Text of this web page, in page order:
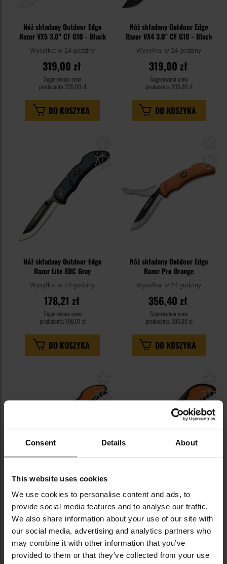
Consent Details About
This website uses cookies
We use cookies to personalise content and ads, to
provide social media features and to analyse our traffic.
We also share information about your use of our site with
our social media, advertising and analytics partners who
may combine it with other information that you’ve
provided to them or that they’ve collected from your use
Nóż składany Outdoor Edge
Razor VX5 3.0" CF G10 - Black
Wysyłka: w 24 godziny
319,00 zł
Sugerowana cena
producenta 335,00 zł
DO KOSZYKA
Nóż składany Outdoor Edge
Razor VX4 3.0" CF G10 - Black
Wysyłka: w 24 godziny
319,00 zł
Sugerowana cena
producenta 335,00 zł
DO KOSZYKA
Nóż składany Outdoor Edge
Razor Lite EDC Gray
Wysyłka: w 24 godziny
178,21 zł
Sugerowana cena
producenta 198,01 zł
DO KOSZYKA
Nóż składany Outdoor Edge
Razor Pro Orange
Wysyłka: w 24 godziny
356,40 zł
Sugerowana cena
producenta 396,00 zł
DO KOSZYKA
schowka
Nóż składany Outdoor Edge
Razorcape 3,0 Blister - Orange
Wysyłka:w 24 godziny
213,30 zł
Sugerowana cena
producenta237,00 zł
do
Nóż składany Outdoor Edge
Razor EDC Lite 2.5" - Orange
Wysyłka:w 24 godziny
158,40 zł
Sugerowana cena
producenta176,00 zł